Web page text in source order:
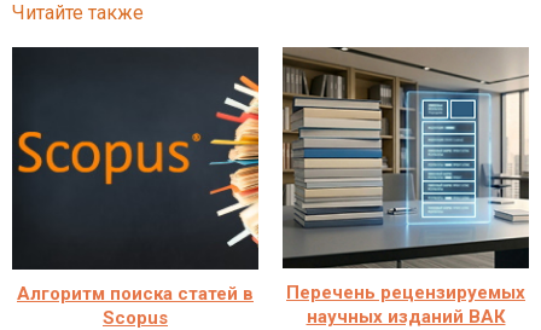
Читайте также
Алгоритм поиска статей в
Scopus
Перечень рецензируемых
научных изданий ВАК